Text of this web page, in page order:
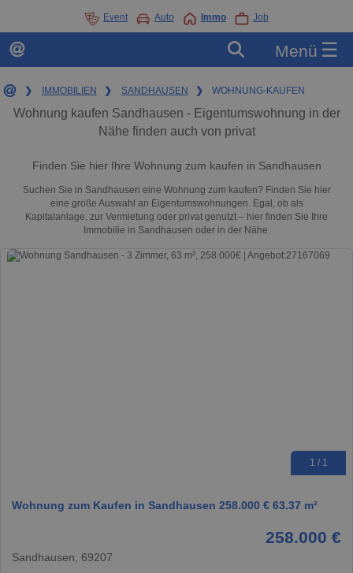
Event Auto Immo Job
Menü ☰
❯ IMMOBILIEN ❯ SANDHAUSEN ❯ WOHNUNG-KAUFEN
Wohnung kaufen Sandhausen - Eigentumswohnung in der
Nähe finden auch von privat
Finden Sie hier Ihre Wohnung zum kaufen in Sandhausen
Suchen Sie in Sandhausen eine Wohnung zum kaufen? Finden Sie hier
eine große Auswahl an Eigentumswohnungen. Egal, ob als
Kapitalanlage, zur Vermietung oder privat genutzt – hier finden Sie Ihre
Immobilie in Sandhausen oder in der Nähe.
1 / 1
Wohnung zum Kaufen in Sandhausen 258.000 € 63.37 m²
258.000 €
Sandhausen, 69207